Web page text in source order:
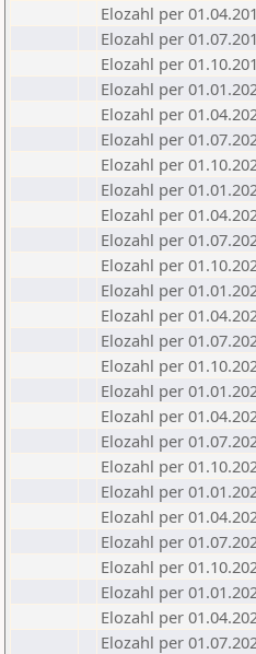
Elozahl per
Elozahl per
Elozahl per
Elozahl per
Elozahl per
Elozahl per
Elozahl per
Elozahl per
Elozahl per
Elozahl per
Elozahl per
Elozahl per
Elozahl per
Elozahl per
Elozahl per
Elozahl per
Elozahl per
Elozahl per
Elozahl per
Elozahl per
Elozahl per
Elozahl per
Elozahl per
Elozahl per
Elozahl per
Elozahl per